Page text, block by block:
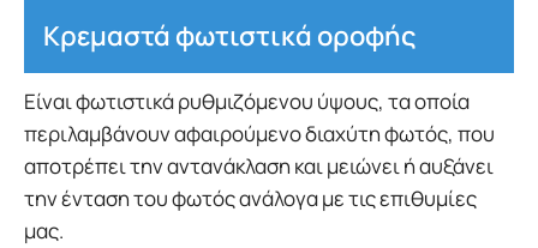
Κρεμαστά φωτιστικά οροφής
Είναι φωτιστικά ρυθμιζόμενου ύψους, τα οποία
περιλαμβάνουν αφαιρούμενο διαχύτη φωτός, που
αποτρέπει την αντανάκλαση και μειώνει ή αυξάνει
την ένταση του φωτός ανάλογα με τις επιθυμίες
μας.